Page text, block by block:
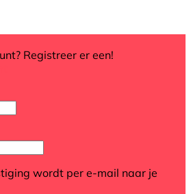
Registreer er een!
wordt per e-mail naar je